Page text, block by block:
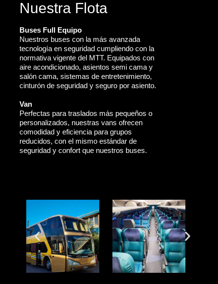
Nuestra Flota
Buses Full Equipo
Nuestros buses con la más avanzada
tecnología en seguridad cumpliendo con la
normativa vigente del MTT. Equipados con
aire acondicionado, asientos semi cama y
salón cama, sistemas de entretenimiento,
cinturón de seguridad y seguro por asiento.
Van
Perfectas para traslados más pequeños o
personalizados, nuestras vans ofrecen
comodidad y eficiencia para grupos
reducidos, con el mismo estándar de
seguridad y confort que nuestros buses.